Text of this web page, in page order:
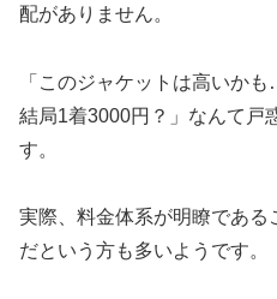
配がありません。
「このジャケットは高いか
結局1着3000円？」なんて戸
す。
実際、料金体系が明瞭であ
だという方も多いようです。